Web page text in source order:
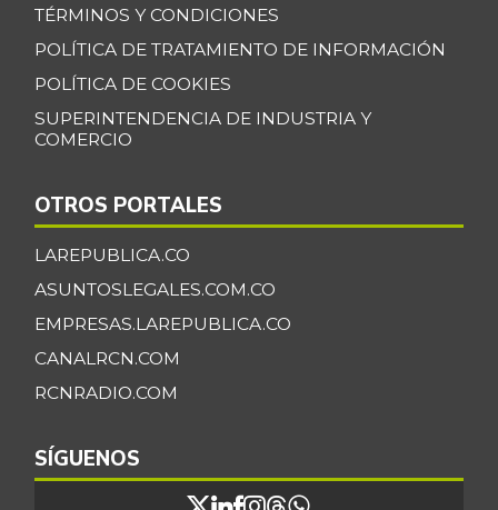
TÉRMINOS Y CONDICIONES
POLÍTICA DE TRATAMIENTO DE INFORMACIÓN
POLÍTICA DE COOKIES
SUPERINTENDENCIA DE INDUSTRIA Y
COMERCIO
OTROS PORTALES
LAREPUBLICA.CO
ASUNTOSLEGALES.COM.CO
EMPRESAS.LAREPUBLICA.CO
CANALRCN.COM
RCNRADIO.COM
SÍGUENOS